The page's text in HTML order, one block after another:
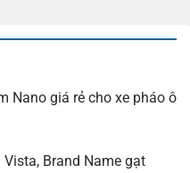
Nano giá rẻ cho xe pháo ô
Brand Name gạt